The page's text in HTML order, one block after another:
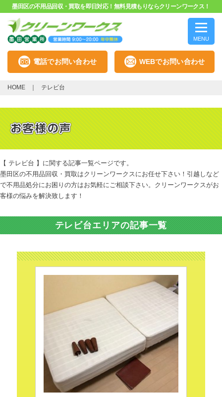
墨田区の不用品回収・買取を即日対応！無料見積もりならクリーンワークス！
MENU
電話でお問い合わせ WEBでお問い合わせ
HOME テレビ台
【 テレビ台 】に関する記事一覧ページです。
墨田区の不用品回収・買取はクリーンワークスにお任せ下さい！引越しなど
で不用品処分にお困りの方はお気軽にご相談下さい。クリーンワークスがお
客様の悩みを解決致します！
テレビ台エリアの記事一覧